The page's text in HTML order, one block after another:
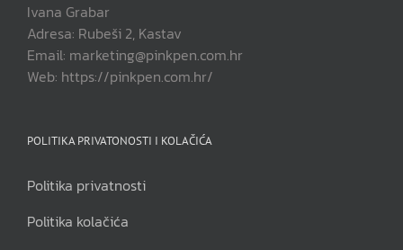
Ivana Grabar
Adresa: Rubeši 2, Kastav
Email: marketing@pinkpen.com.hr
Web: https://pinkpen.com.hr/
POLITIKA PRIVATONOSTI I KOLAČIĆA
Politika privatnosti
Politika kolačića